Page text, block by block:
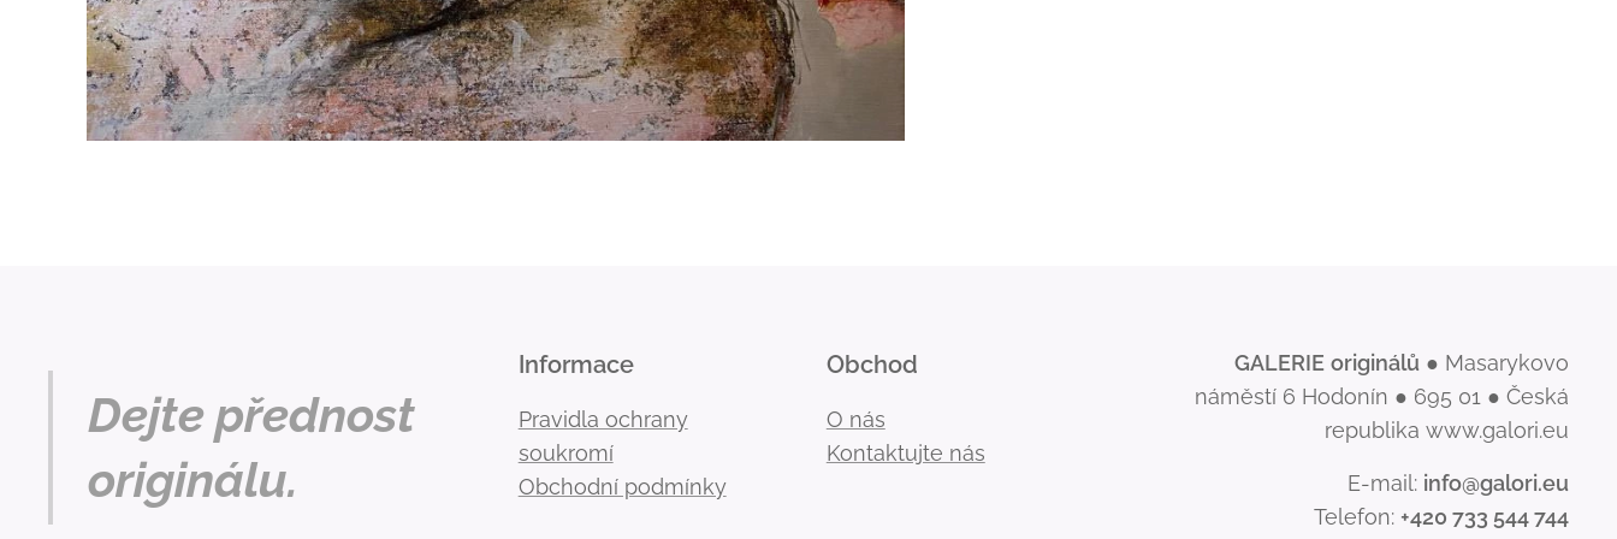
Dejte přednost
originálu.
Informace
Pravidla ochrany
soukromí
Obchodní podmínky
Obchod
O nás
Kontaktujte nás
GALERIE originálů ● Masarykovo
náměstí 6 Hodonín ● 695 01 ● Česká
republika www.galori.eu
E-mail: info@galori.eu
Telefon: +420 733 544 744